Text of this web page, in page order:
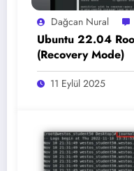
Dağcan Nural
Ubuntu 22.04
(Recovery Mode)
11 Eylül 2025